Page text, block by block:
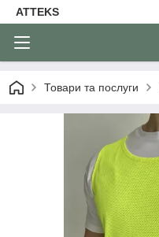
ATTEKS
Товари та послуги